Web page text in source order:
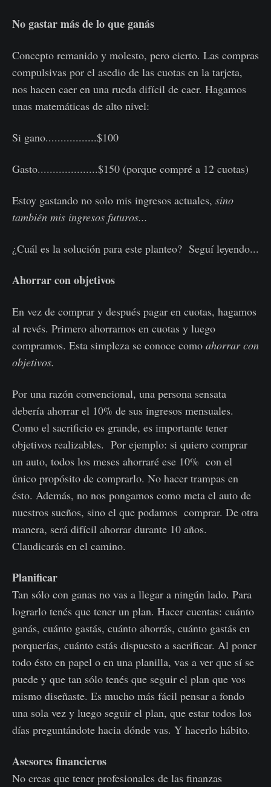
No gastar más de lo que ganás
Concepto remanido y molesto, pero cierto. Las compras
compulsivas por el asedio de las cuotas en la tarjeta,
nos hacen caer en una rueda difícil de caer. Hagamos
unas matemáticas de alto nivel:
Si gano.................$100
Gasto....................$150 (porque compré a 12 cuotas)
Estoy gastando no solo mis ingresos actuales, sino
también mis ingresos futuros...
¿Cuál es la solución para este planteo? Seguí leyendo...
Ahorrar con objetivos
En vez de comprar y después pagar en cuotas, hagamos
al revés. Primero ahorramos en cuotas y luego
compramos. Esta simpleza se conoce como ahorrar con
objetivos.
Por una razón convencional, una persona sensata
debería ahorrar el 10% de sus ingresos mensuales.
Como el sacrificio es grande, es importante tener
objetivos realizables. Por ejemplo: si quiero comprar
un auto, todos los meses ahorraré ese 10% con el
único propósito de comprarlo. No hacer trampas en
ésto. Además, no nos pongamos como meta el auto de
nuestros sueños, sino el que podamos comprar. De otra
manera, será difícil ahorrar durante 10 años.
Claudicarás en el camino.
Planificar
Tan sólo con ganas no vas a llegar a ningún lado. Para
lograrlo tenés que tener un plan. Hacer cuentas: cuánto
ganás, cuánto gastás, cuánto ahorrás, cuánto gastás en
porquerías, cuánto estás dispuesto a sacrificar. Al poner
todo ésto en papel o en una planilla, vas a ver que sí se
puede y que tan sólo tenés que seguir el plan que vos
mismo diseñaste. Es mucho más fácil pensar a fondo
una sola vez y luego seguir el plan, que estar todos los
días preguntándote hacia dónde vas. Y hacerlo hábito.
Asesores financieros
No creas que tener profesionales de las finanzas